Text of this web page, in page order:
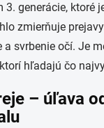
generácie, ktoré
zmierňuje
a svrbenie očí. Je
hľadajú čo
– úľava